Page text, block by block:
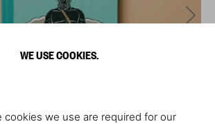
WE USE COOKIES.
cookies we use are required for our